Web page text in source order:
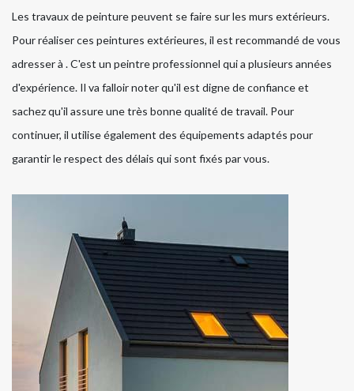
Les travaux de peinture peuvent se faire sur les murs extérieurs.
Pour réaliser ces peintures extérieures, il est recommandé de vous
adresser à . C'est un peintre professionnel qui a plusieurs années
d'expérience. Il va falloir noter qu'il est digne de confiance et
sachez qu'il assure une très bonne qualité de travail. Pour
continuer, il utilise également des équipements adaptés pour
garantir le respect des délais qui sont fixés par vous.